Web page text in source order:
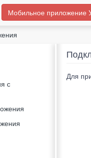
Мобильное приложение
с
Для